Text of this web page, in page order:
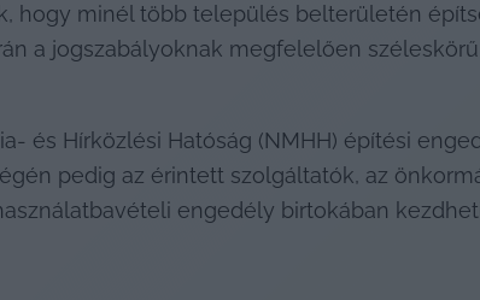
hogy minél több település belterületén
a jogszabályoknak megfelelően
és Hírközlési Hatóság (NMHH) építési
pedig az érintett szolgáltatók, az
engedély birtokában